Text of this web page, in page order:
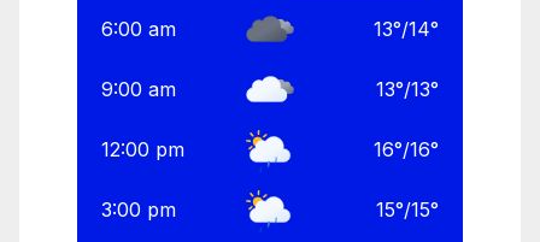
6:00 am 13°/14°
9:00 am 13°/13°
12:00 pm 16°/16°
3:00 pm 15°/15°